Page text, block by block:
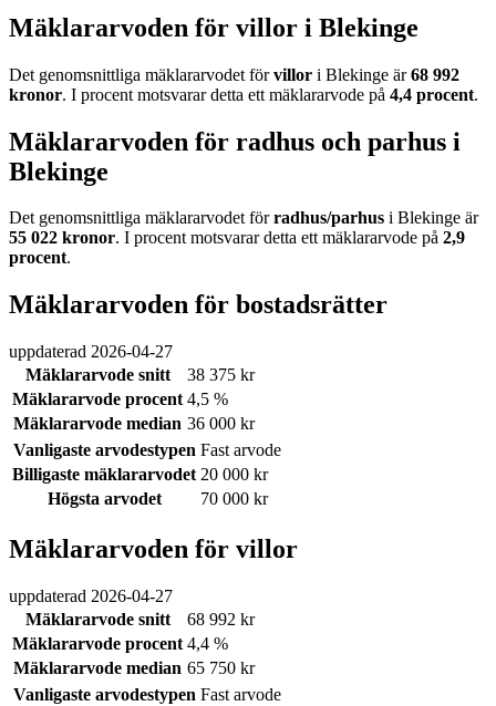
Mäklararvoden för villor i Blekinge
Det genomsnittliga mäklararvodet förvillor i Blekinge är68 992
kronor. I procent motsvarar detta ett mäklararvode på 4,4 procent.
Mäklararvoden för radhus och parhus i
Blekinge
Det genomsnittliga mäklararvodet förradhus/parhus i Blekinge är
55 022 kronor. I procent motsvarar detta ett mäklararvode på 2,9
procent.
Mäklararvoden för bostadsrätter
uppdaterad 2026-04-27
Mäklararvode snitt
38 375 kr
Mäklararvode procent 4,5 %
Mäklararvode median 36 000 kr
Vanligaste arvodestypen Fast arvode
Billigaste mäklararvodet 20 000 kr
Högsta arvodet
70 000 kr
Mäklararvoden för villor
uppdaterad 2026-04-27
Mäklararvode snitt
68 992 kr
Mäklararvode procent 4,4 %
Mäklararvode median 65 750 kr
Vanligaste arvodestypen Fast arvode